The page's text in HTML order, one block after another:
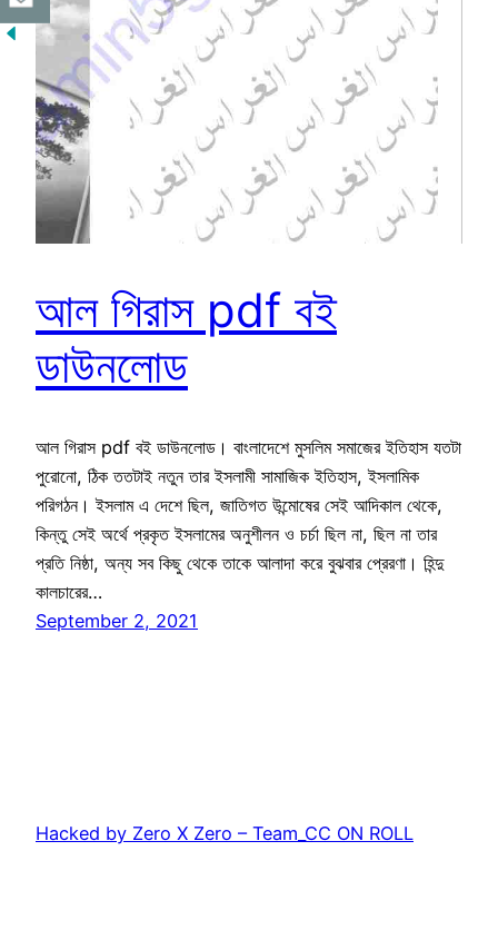
আল গিরাস pdf বই
ডাউনলোড
আল গিরাস pdf বই ডাউনলোড। বাংলাদেশে মুসলিম সমাজের ইতিহাস যতটা
পুরোনো, ঠিক ততটাই নতুন তার ইসলামী সামাজিক ইতিহাস, ইসলামিক
পরিগঠন। ইসলাম এ দেশে ছিল, জাতিগত উন্মোষের সেই আদিকাল থেকে,
কিন্তু সেই অর্থে প্রকৃত ইসলামের অনুশীলন ও চর্চা ছিল না, ছিল না তার
প্রতি নিষ্ঠা, অন্য সব কিছু থেকে তাকে আলাদা করে বুঝবার প্রেরণা। হিন্দু
কালচারের…
September 2, 2021
Hacked by Zero X Zero – Team_CC ON ROLL